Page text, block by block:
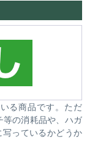
る商品です。ただ
等の消耗品や、ハガ
っているかどうか